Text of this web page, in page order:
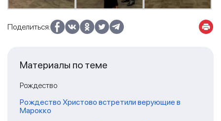
Поделиться:
Материалы по теме
Рождество
Рождество Христово встретили верующие в
Марокко